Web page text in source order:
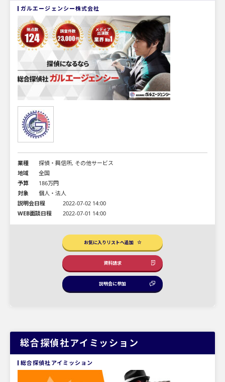
ガルエージェンシー株式会社
業種
探偵・興信所, その他サービス
地域
全国
予算
186万円
対象
個人・法人
説明会日程
2022-07-02 14:00
WEB面談日程
2022-07-01 14:00
お気に入りリストへ追加
資料請求
説明会に参加
総合探偵社アイミッション
総合探偵社アイミッション